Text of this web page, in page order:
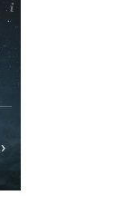
›